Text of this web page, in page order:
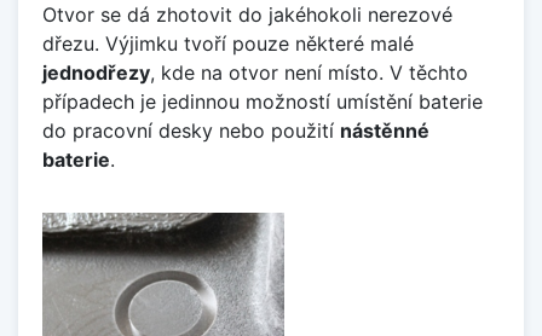
Otvor se dá zhotovit do jakéhokoli nerezové
dřezu. Výjimku tvoří pouze některé malé
jednodřezy, kde na otvor není místo. V těchto
případech je jedinnou možností umístění baterie
do pracovní desky nebo použití nástěnné
baterie.